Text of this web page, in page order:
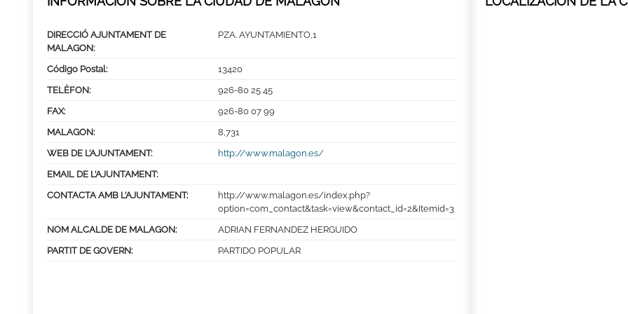
DIRECCIÓ AJUNTAMENT DE
MALAGON:
PZA. AYUNTAMIENTO,1
Código Postal:
13420
TELÈFON:
926-80 25 45
FAX:
926-80 07 99
MALAGON:
8,731
WEB DE L’AJUNTAMENT:
http://www.malagon.es/
EMAIL DE L’AJUNTAMENT:
CONTACTA AMB L’AJUNTAMENT:
http://www.malagon.es/index.php?
option=com_contact&task=view&contact_id=2&Itemid=3
NOM ALCALDE DE MALAGON:
ADRIAN FERNANDEZ HERGUIDO
PARTIT DE GOVERN:
PARTIDO POPULAR